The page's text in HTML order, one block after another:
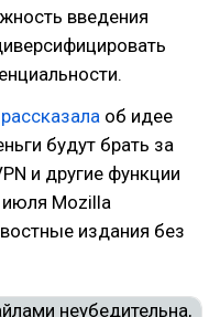
введения
рассказала об идее
будут брать за
и другие функции
июля Mozilla
издания без